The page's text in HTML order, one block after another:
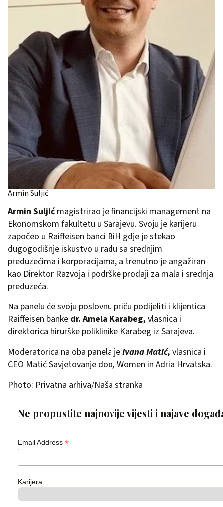
Armin Suljić
Armin Suljićmagistrirao je financijski management na
Ekonomskom fakultetu u Sarajevu. Svoju je karijeru
započeo u Raiffeisen banci BiH gdje je stekao
dugogodišnje iskustvo u radu sa srednjim
preduzećima i korporacijama, a trenutno je angažiran
kao Direktor Razvoja i podrške prodaji za mala i srednja
preduzeća.
Na panelu će svoju poslovnu priču podijeliti i klijentica
Raiffeisen banke dr. Amela Karabeg, vlasnica i
direktorica hirurške poliklinike Karabeg iz Sarajeva.
Moderatorica na oba panela jeIvana Matić, vlasnica i
CEO Matić Savjetovanje doo, Women in Adria Hrvatska.
Photo: Privatna arhiva/Naša stranka
Ne propustite najnovije vijesti i najave
Email Address *
Karijera